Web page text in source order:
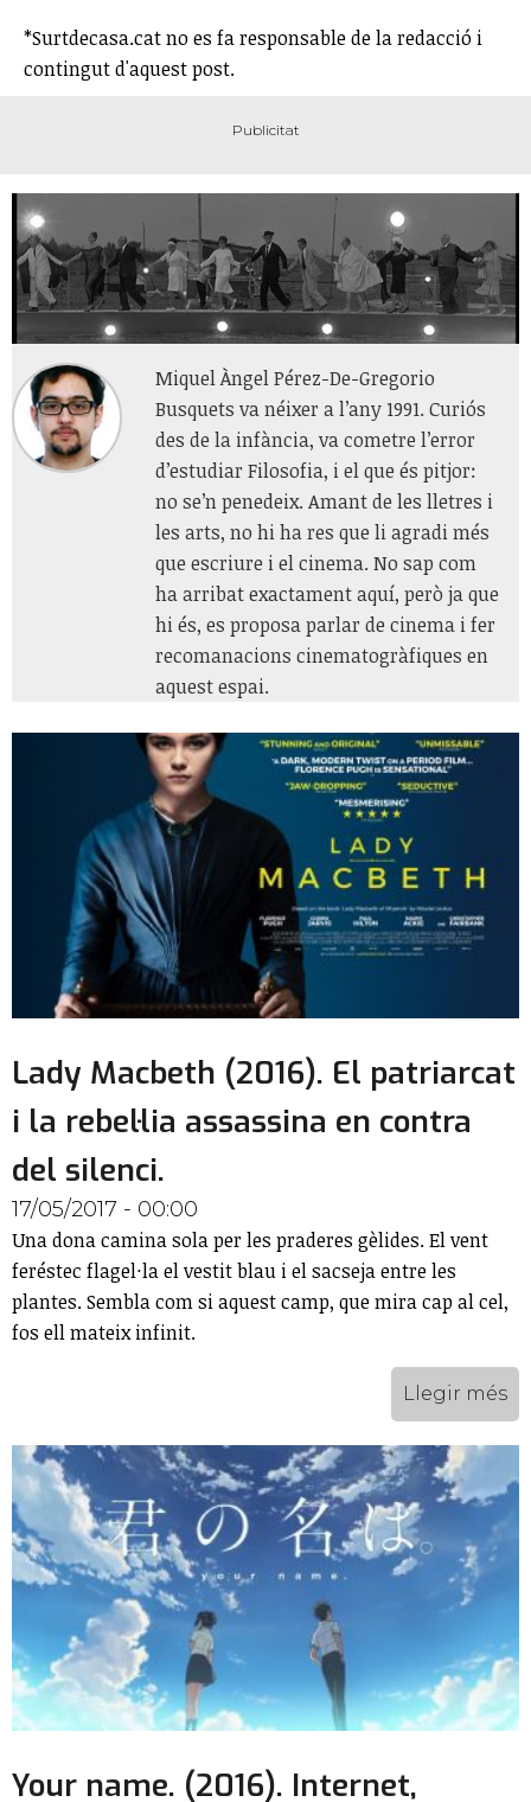
*Surtdecasa.cat no es fa responsable de la redacció i
contingut d'aquest post.
Miquel Àngel Pérez-De-Gregorio
Busquets va néixer a l’any 1991. Curiós
des de la infància, va cometre l’error
d’estudiar Filosofia, i el que és pitjor:
no se’n penedeix. Amant de les lletres i
les arts, no hi ha res que li agradi més
que escriure i el cinema. No sap com
ha arribat exactament aquí, però ja que
hi és, es proposa parlar de cinema i fer
recomanacions cinematogràfiques en
aquest espai.
Lady Macbeth (2016). El patriarcat
i la rebel·lia assassina en contra
del silenci.
17/05/2017 - 00:00
Una dona camina sola per les praderes gèlides. El vent
feréstec flagel·la el vestit blau i el sacseja entre les
plantes. Sembla com si aquest camp, que mira cap al cel,
fos ell mateix infinit.
Llegir més
Your name. (2016). Internet,